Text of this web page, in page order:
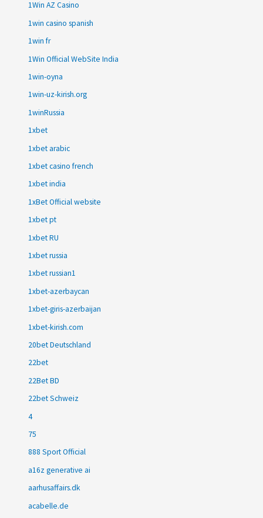
1Win AZ Casino
1win casino spanish
1win fr
1Win Official WebSite India
1win-oyna
1win-uz-kirish.org
1winRussia
1xbet
1xbet arabic
1xbet casino french
1xbet india
1xBet Official website
1xbet pt
1xbet RU
1xbet russia
1xbet russian1
1xbet-azerbaycan
1xbet-giris-azerbaijan
1xbet-kirish.com
20bet Deutschland
22bet
22Bet BD
22bet Schweiz
4
75
888 Sport Official
a16z generative ai
aarhusaffairs.dk
acabelle.de